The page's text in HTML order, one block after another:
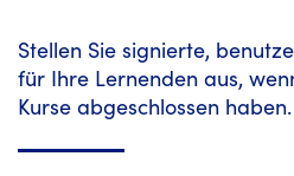
Stellen Sie signierte,
für Ihre Lernenden aus,
Kurse abgeschlossen haben.